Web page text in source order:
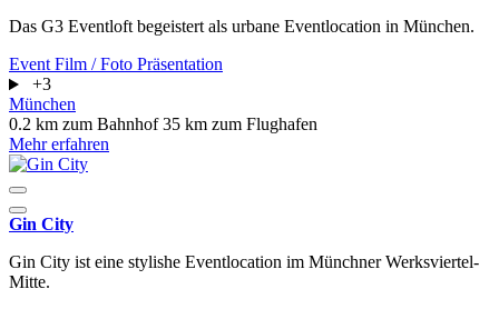
Das G3 Eventloft begeistert als urbane Eventlocation in München.
Event Film / Foto Präsentation
+3
München
0.2 km zum Bahnhof35 km zum Flughafen
Mehr erfahren
Gin City
Gin City ist eine stylishe Eventlocation im Münchner Werksviertel-
Mitte.